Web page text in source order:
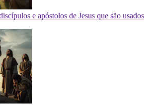
e apóstolos de Jesus que são usados